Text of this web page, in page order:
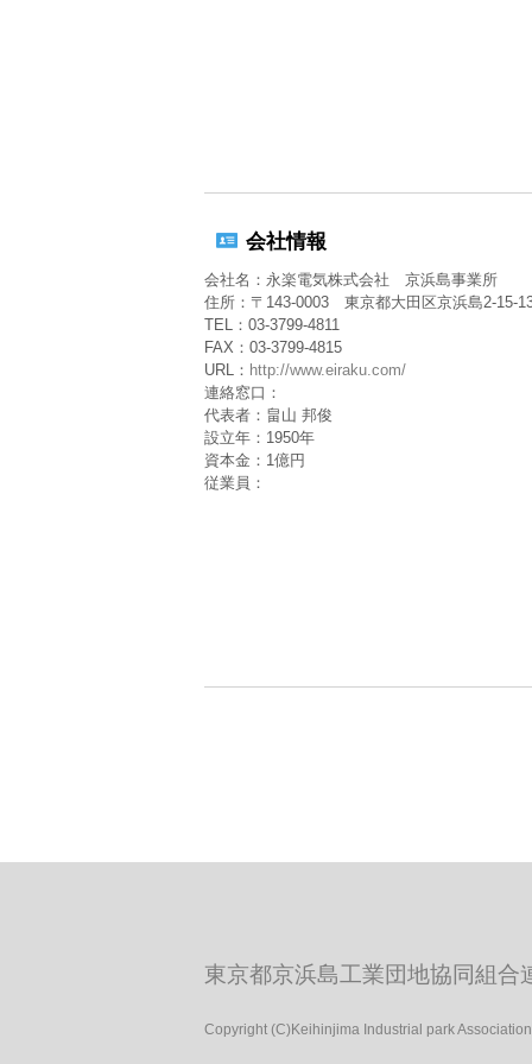
会社情報
会社名：永楽電気株式会社 京浜島事業所
住所：〒143-0003 東京都大田区京浜島2-15-
TEL：03-3799-4811
FAX：03-3799-4815
URL： http://www.eiraku.com/
連絡窓口：
代表者：畠山 邦俊
設立年：1950年
資本金：1億円
従業員：
東京都京浜島工業団地協同組合
Copyright (C)Keihinjima Industrial park